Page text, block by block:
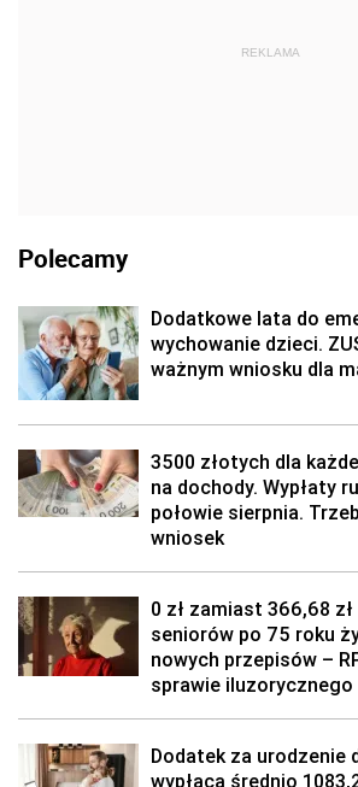
REKLAMA
Polecamy
Dodatkowe lata do
wychowanie dzieci.
ważnym wniosku dla
3500 złotych dla
na dochody. Wypłaty
połowie sierpnia.
wniosek
0 zł zamiast 366,68
seniorów po 75 roku
nowych przepisów –
sprawie
Dodatek za urodzenie
wypłaca średnio